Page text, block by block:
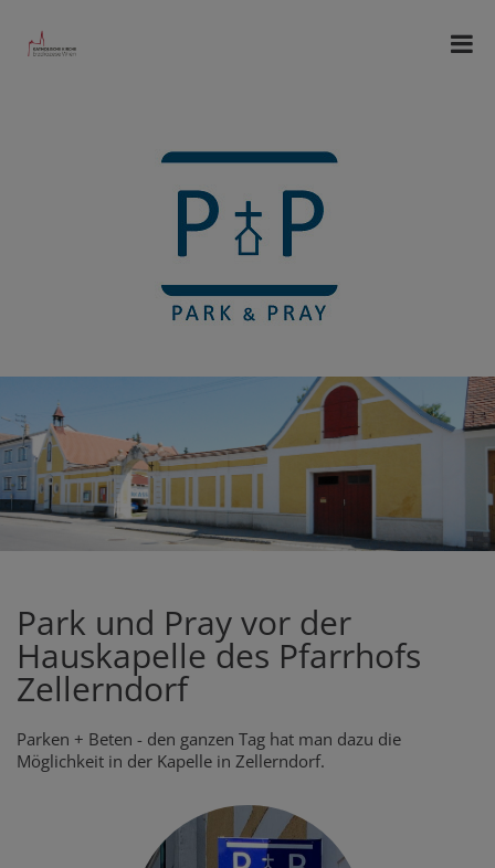
Park und Pray vor der
Hauskapelle des Pfarrhofs
Zellerndorf
Parken + Beten - den ganzen Tag hat man dazu die
Möglichkeit in der Kapelle in Zellerndorf.